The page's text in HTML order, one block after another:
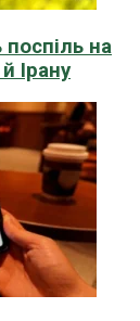
на
Ірану